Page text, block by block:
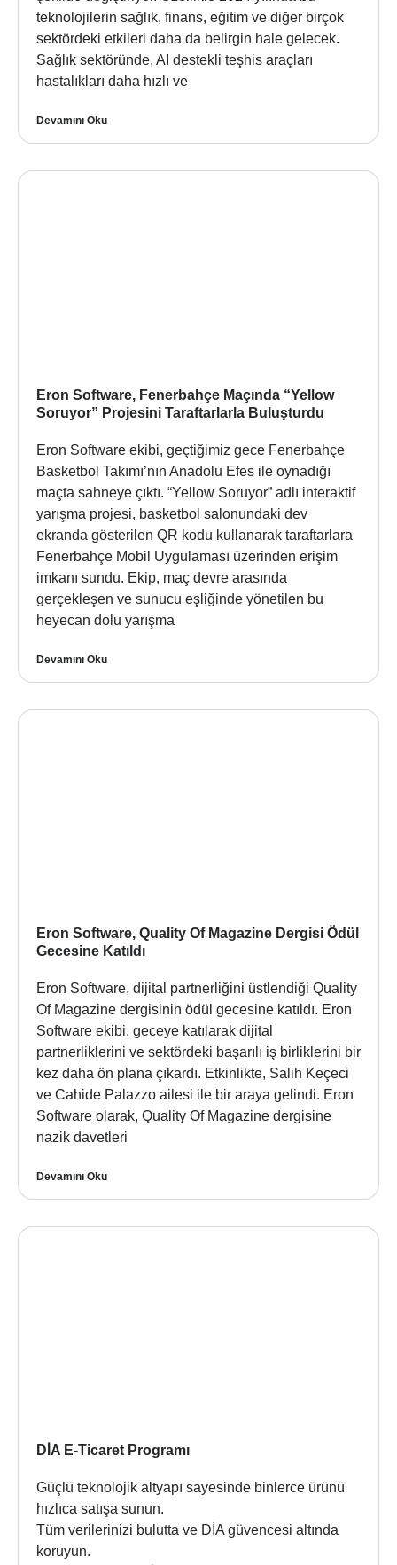
teknolojilerin sağlık, finans, eğitim ve diğer birçok
sektördeki etkileri daha da belirgin hale gelecek.
Sağlık sektöründe, AI destekli teşhis araçları
hastalıkları daha hızlı ve
Devamını Oku
Eron Software, Fenerbahçe Maçında “Yellow
Soruyor” Projesini Taraftarlarla Buluşturdu
Eron Software ekibi, geçtiğimiz gece Fenerbahçe
Basketbol Takımı’nın Anadolu Efes ile oynadığı
maçta sahneye çıktı. “Yellow Soruyor” adlı interaktif
yarışma projesi, basketbol salonundaki dev
ekranda gösterilen QR kodu kullanarak taraftarlara
Fenerbahçe Mobil Uygulaması üzerinden erişim
imkanı sundu. Ekip, maç devre arasında
gerçekleşen ve sunucu eşliğinde yönetilen bu
heyecan dolu yarışma
Devamını Oku
Eron Software, Quality Of Magazine Dergisi Ödül
Gecesine Katıldı
Eron Software, dijital partnerliğini üstlendiği Quality
Of Magazine dergisinin ödül gecesine katıldı. Eron
Software ekibi, geceye katılarak dijital
partnerliklerini ve sektördeki başarılı iş birliklerini bir
kez daha ön plana çıkardı. Etkinlikte, Salih Keçeci
ve Cahide Palazzo ailesi ile bir araya gelindi. Eron
Software olarak, Quality Of Magazine dergisine
nazik davetleri
Devamını Oku
DİA E-Ticaret Programı
Güçlü teknolojik altyapı sayesinde binlerce ürünü
hızlıca satışa sunun.
Tüm verilerinizi bulutta ve DİA güvencesi altında
koruyun.